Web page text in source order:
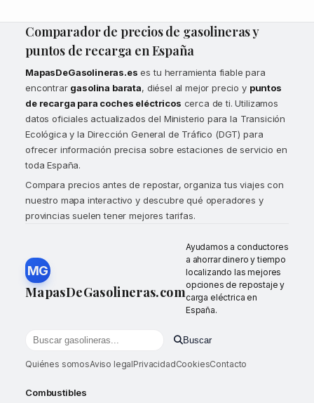
Comparador de precios de gasolineras y
puntos de recarga en España
MapasDeGasolineras.es es tu herramienta fiable para
encontrar gasolina barata, diésel al mejor precio y puntos
de recarga para coches eléctricos cerca de ti. Utilizamos
datos oficiales actualizados del Ministerio para la Transición
Ecológica y la Dirección General de Tráfico (DGT) para
ofrecer información precisa sobre estaciones de servicio en
toda España.
Compara precios antes de repostar, organiza tus viajes con
nuestro mapa interactivo y descubre qué operadores y
provincias suelen tener mejores tarifas.
MG
MapasDeGasolineras.com
Ayudamos a conductores
a ahorrar dinero y tiempo
localizando las mejores
opciones de repostaje y
carga eléctrica en
España.
Buscar gasolineras por localidad o provincia
Buscar
Quiénes somosAviso legalPrivacidadCookiesContacto
Combustibles